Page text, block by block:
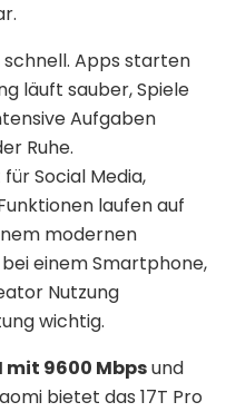
schnell. Apps starten
läuft sauber, Spiele
Aufgaben
Ruhe.
Social Media,
laufen auf
modernen
einem Smartphone,
Nutzung
wichtig.
mit 9600 Mbpsund
bietet das 17T Pro